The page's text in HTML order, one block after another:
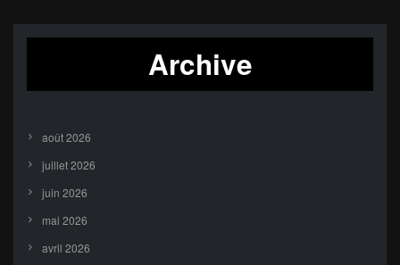
Archive
août 2026
juillet 2026
juin 2026
mai 2026
avril 2026